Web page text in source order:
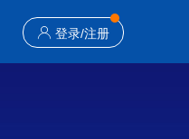
登录/注册